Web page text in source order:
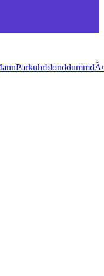
Parkuhrblonddumm